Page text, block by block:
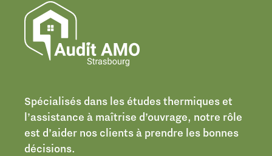
Spécialisés dans les études thermiques et
l’assistance à maîtrise d’ouvrage, notre rôle
est d’aider nos clients à prendre les bonnes
décisions.